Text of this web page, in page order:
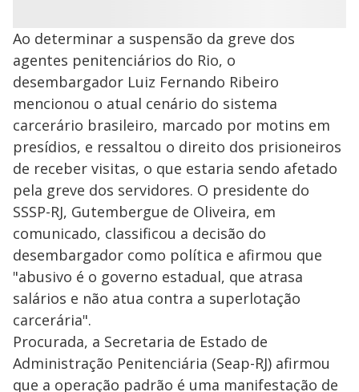
Ao determinar a suspensão da greve dos
agentes penitenciários do Rio, o
desembargador Luiz Fernando Ribeiro
mencionou o atual cenário do sistema
carcerário brasileiro, marcado por motins em
presídios, e ressaltou o direito dos prisioneiros
de receber visitas, o que estaria sendo afetado
pela greve dos servidores. O presidente do
SSSP-RJ, Gutembergue de Oliveira, em
comunicado, classificou a decisão do
desembargador como política e afirmou que
"abusivo é o governo estadual, que atrasa
salários e não atua contra a superlotação
carcerária".
Procurada, a Secretaria de Estado de
Administração Penitenciária (Seap-RJ) afirmou
que a operação padrão é uma manifestação de